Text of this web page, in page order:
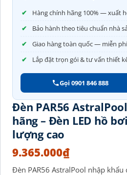
Hàng chính hãng 100% — xuất
Bảo hành theo tiêu chuẩn nhà
Giao hàng toàn quốc — miễn
Lắp đặt trọn gói & tư vấn thiết
Gọi 0901 846 888
Đèn PAR56
hãng – Đèn LED hồ
lượng cao
9.365.000₫
Đèn PAR56 AstralPool nhập khẩu